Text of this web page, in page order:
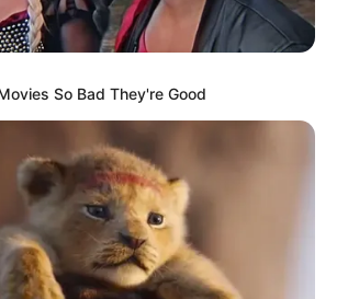
So Bad They're Good